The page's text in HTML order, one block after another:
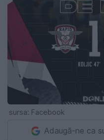
sursa: Facebook
Adaugă-ne ca